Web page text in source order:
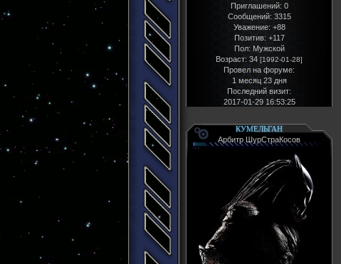
Приглашений: 0
Сообщений: 3315
Уважение: +88
Позитив: +117
Пол: Мужской
Возраст: 34 [1992-01-28]
Провел на форуме:
1 месяц 23 дня
Последний визит:
2017-01-29 16:53:25
КУМЕЛЬГАН
Арбитр ШурСтраКосов